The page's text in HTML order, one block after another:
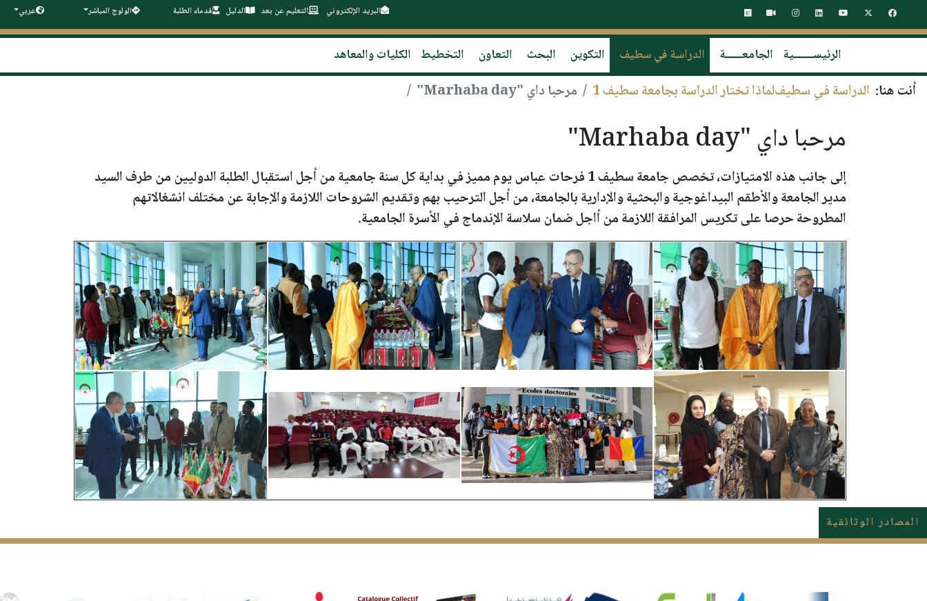
البريد الإلكتروني التعليم عن بعد الدليل قدماء الطلبة الولوج المباشر عربي
الرئيســـــــية الجامعــــــة الدراسة في سطيف التكوين البحث التعاون التخطيط الكليات والمعاهد
أنت هنا: الدراسة في سطيفلماذا تختار الدراسة بجامعة سطيف 1 مرحبا داي "Marhaba day"
مرحبا داي "Marhaba day"
إلى جانب هذه الامتيازات، تخصصجامعة سطيف 1 فرحات عباس
يوم مميز في بداية كل سنة جامعية من أجل استقبال الطلبة الدوليين من طرف السيد
مدير الجامعة والأطقم البيداغوجية والبحثية والإدارية بالجامعة، من أجل الترحيب بهم وتقديم الشروحات اللازمة والإجابة عن مختلف انشغالاتهم
المطروحة حرصا على تكريس المرافقة اللازمة من أاجل ضمان سلاسة الإندماج في الأسرة الجامعية.
المصادر الوثائقية